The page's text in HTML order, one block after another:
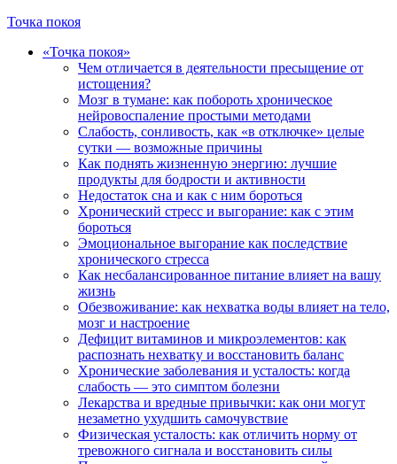
Точка покоя
«Точка покоя»
Чем отличается в деятельности пресыщение от
истощения?
Мозг в тумане: как побороть хроническое
нейровоспаление простыми методами
Слабость, сонливость, как «в отключке» целые
сутки — возможные причины
Как поднять жизненную энергию: лучшие
продукты для бодрости и активности
Недостаток сна и как с ним бороться
Хронический стресс и выгорание: как с этим
бороться
Эмоциональное выгорание как последствие
хронического стресса
Как несбалансированное питание влияет на вашу
жизнь
Обезвоживание: как нехватка воды влияет на тело,
мозг и настроение
Дефицит витаминов и микроэлементов: как
распознать нехватку и восстановить баланс
Хронические заболевания и усталость: когда
слабость — это симптом болезни
Лекарства и вредные привычки: как они могут
незаметно ухудшить самочувствие
Физическая усталость: как отличить норму от
тревожного сигнала и восстановить силы